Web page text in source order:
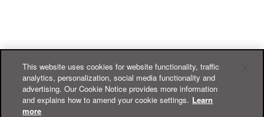
This website uses cookies for website functionality, traffic
analytics, personalization, social media functionality and
advertising. Our Cookie Notice provides more information
and explains how to amend your cookie settings. Learn
more